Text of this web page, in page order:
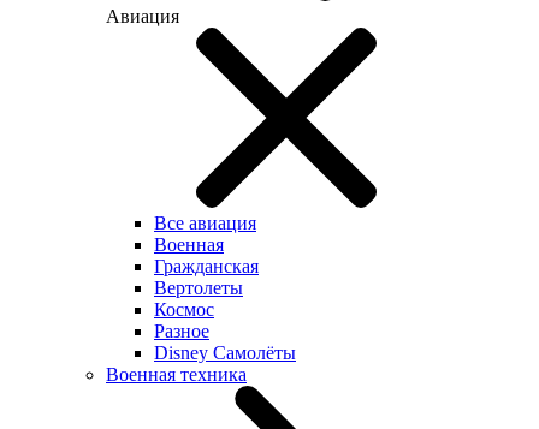
Авиация
Все авиация
Военная
Гражданская
Вертолеты
Космос
Разное
Disney Самолёты
Военная техника